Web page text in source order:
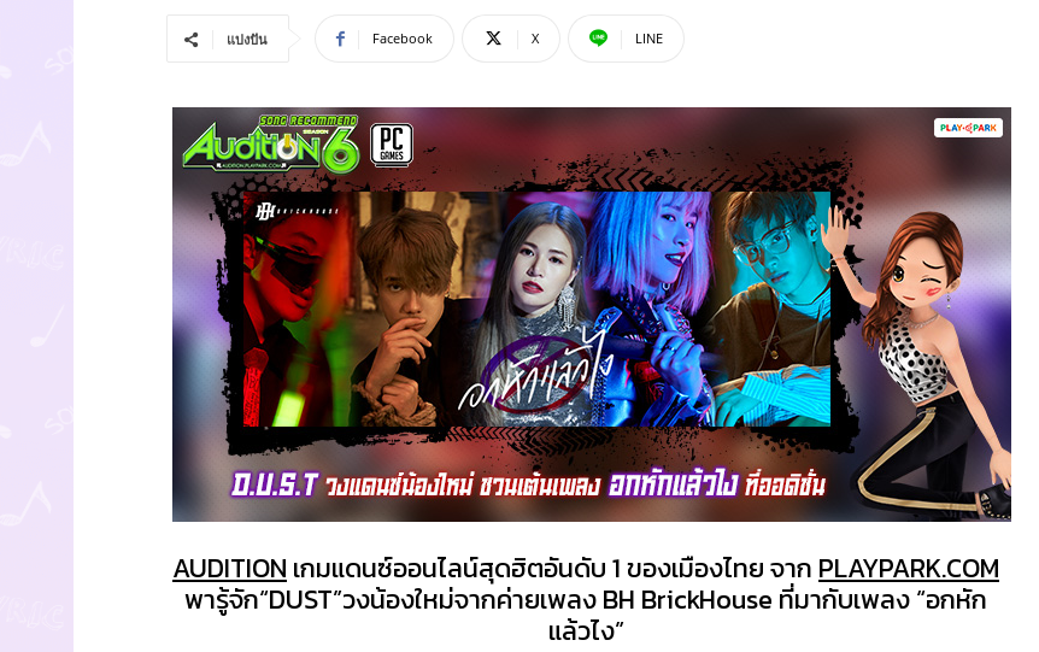
แบ่งปัน Facebook X LINE
AUDITION เกมแดนซ์ออนไลน์สุดฮิตอันดับ 1 ของเมืองไทย จาก PLAYPARK.COM
พารู้จัก“DUST”วงน้องใหม่จากค่ายเพลง BH BrickHouse ที่มากับเพลง “อกหัก
แล้วไง”